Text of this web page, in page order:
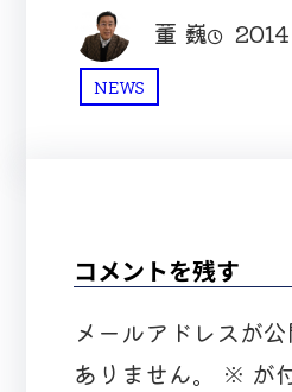
董 巍
NEWS
コメントを残す
メールアドレスが
ありません。
※ が